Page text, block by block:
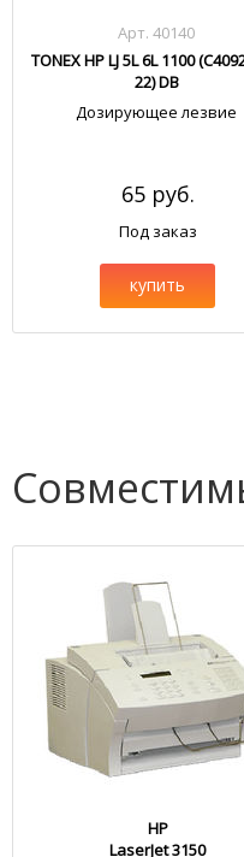
Арт. 40140
TONEX HP LJ 5L 6L 1100
22) DB
Дозирующее лезвие
65 руб.
Под заказ
купить
HP
LaserJet 3150